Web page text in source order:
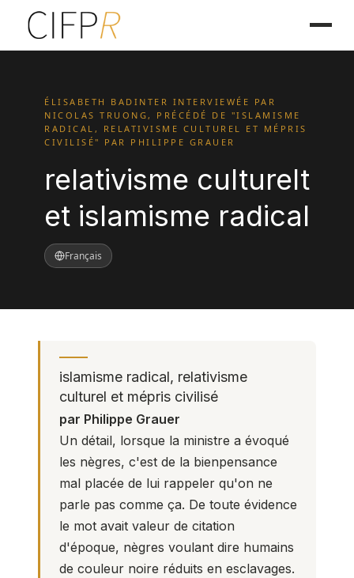
ÉLISABETH BADINTER INTERVIEWÉE PAR
NICOLAS TRUONG, PRÉCÉDÉ DE "ISLAMISME
RADICAL, RELATIVISME CULTUREL ET MÉPRIS
CIVILISÉ" PAR PHILIPPE GRAUER
relativisme culturelt
et islamisme radical
Français
islamisme radical, relativisme
culturel et mépris civilisé
par Philippe Grauer
Un détail, lorsque la ministre a évoqué
les nègres, c'est de la bienpensance
mal placée de lui rappeler qu'on ne
parle pas comme ça. De toute évidence
le mot avait valeur de citation
d'époque, nègres voulant dire humains
de couleur noire réduits en esclavages.